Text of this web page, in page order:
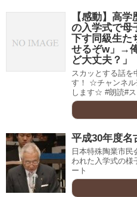
【感動】高
の入学式で母
下す同級生た
せるぞw」→
ど大丈夫？」
スカッとする話を
す！ ☆チャンネル
します☆ #朗読#ス
平成30年度名
日本特殊陶業市
われた入学式の様
ート